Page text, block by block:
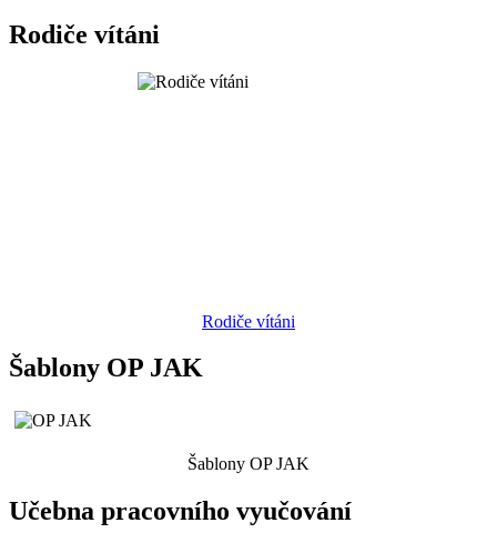
Rodiče vítáni
Rodiče vítáni
Šablony OP JAK
Šablony OP JAK
Učebna pracovního vyučování